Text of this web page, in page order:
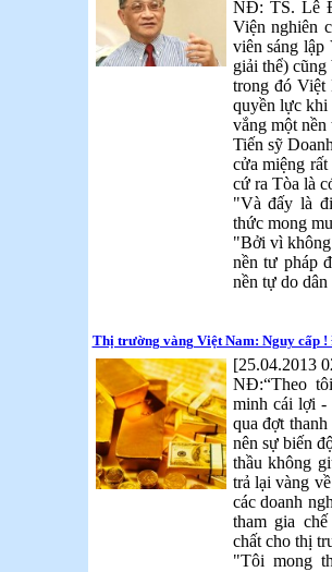
NĐ: TS. Lê
Viện nghiên
viên sáng lập
giải thể)
trong đó Việt
quyền lực khi
vắng một nền
Tiến sỹ
cửa miệng
cứ ra Tòa là
"Và đấy là
thức mong
"Bởi vì
nền tư pháp
nền tự do
Thị trường vàng Việt Nam: Nguy cấp
[25.04.2013
NĐ:“Theo
minh cái lợi -
qua đợt
nên sự biến
thầu không
trả lại vàng
các doanh
tham gia
chất cho thị
"Tôi mong